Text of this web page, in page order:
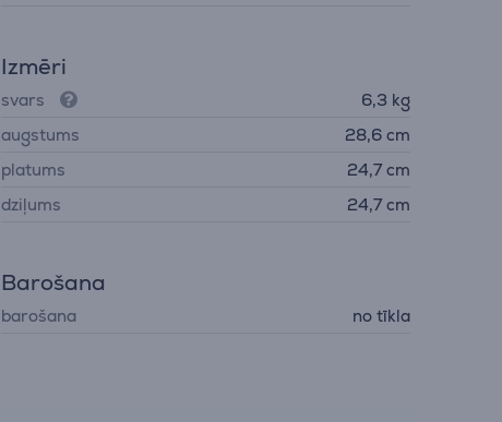
Izmēri
svars
6,3 kg
augstums
28,6 cm
platums
24,7 cm
dziļums
24,7 cm
Barošana
barošana no tīkla